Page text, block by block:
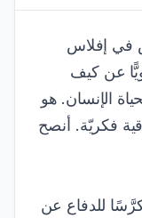
في إفلاس
عن كيف
الإنسان. هو
فكريّة. أنصح
للدفاع عن